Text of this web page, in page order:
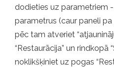
dodieties uz parametriem
parametrus (caur paneli pa
pēc tam atveriet
“Restaurācija” un rindkopā
noklikšķiniet uz pogas